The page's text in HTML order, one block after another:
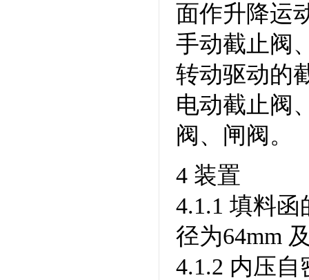
面作升降运
手动截止阀
转动驱动的
电动截止阀
阀、闸阀。
4 装置
4.1.1 填料
径为64mm
4.1.2 内压